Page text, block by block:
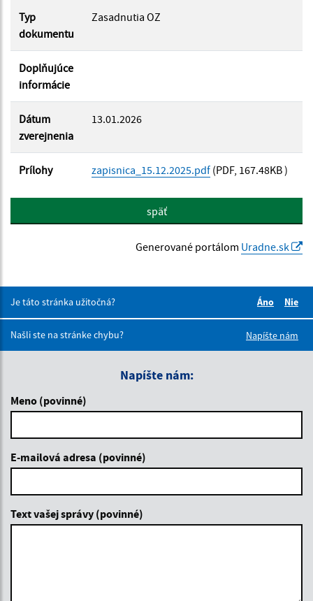
Typ
dokumentu
Zasadnutia OZ
Doplňujúce
informácie
Dátum
zverejnenia
13.01.2026
Prílohy zapisnica_15.12.2025.pdf (PDF, 167.48KB )
späť
Generované portálom Uradne.sk
Je táto stránka užitočná?
Áno
Nie
Našli ste na stránke chybu?
Napíšte nám
Napíšte nám:
Meno (povinné)
E-mailová adresa (povinné)
Text vašej správy (povinné)